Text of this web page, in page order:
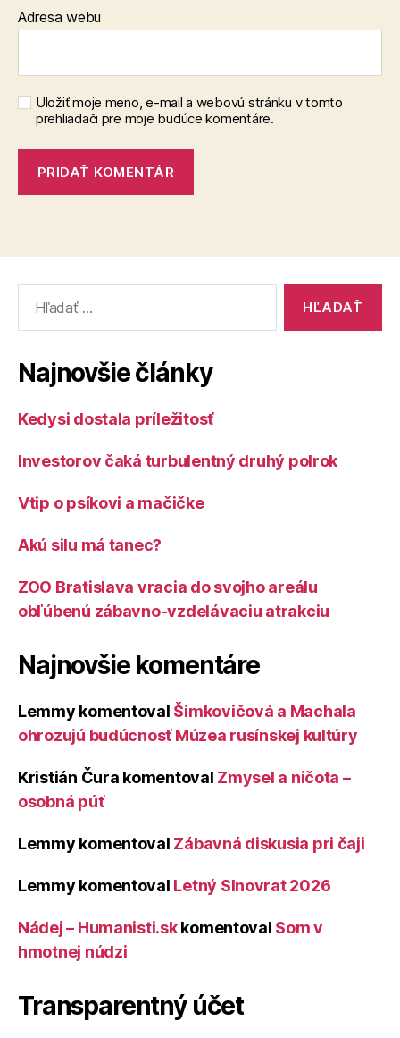
Adresa webu
Uložiť moje meno, e-mail a webovú stránku v tomto
prehliadači pre moje budúce komentáre.
Najnovšie články
Kedysi dostala príležitosť
Investorov čaká turbulentný druhý polrok
Vtip o psíkovi a mačičke
Akú silu má tanec?
ZOO Bratislava vracia do svojho areálu
obľúbenú zábavno-vzdelávaciu atrakciu
Najnovšie komentáre
Lemmy komentoval Šimkovičová a Machala
ohrozujú budúcnosť Múzea rusínskej kultúry
Kristián Čura komentoval Zmysel a ničota –
osobná púť
Lemmy komentoval Zábavná diskusia pri čaji
Lemmy komentoval Letný Slnovrat 2026
Nádej – Humanisti.skkomentoval Som v
hmotnej núdzi
Transparentný účet